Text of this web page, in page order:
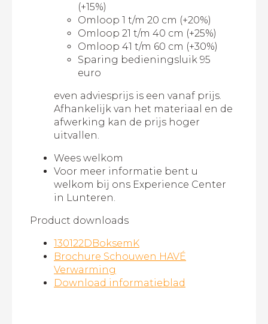
(+15%)
Omloop 1 t/m 20 cm (+20%)
Omloop 21 t/m 40 cm (+25%)
Omloop 41 t/m 60 cm (+30%)
Sparing bedieningsluik 95
euro
even adviesprijs is een vanaf prijs.
Afhankelijk van het materiaal en de
afwerking kan de prijs hoger
uitvallen.
Wees welkom
Voor meer informatie bent u
welkom bij ons Experience Center
in Lunteren.
Product downloads
130122DBoksemK
Brochure Schouwen HAVÉ
Verwarming
Download informatieblad